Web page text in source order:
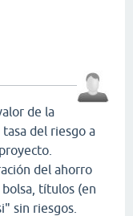
de la
del riesgo a
del ahorro
títulos (en
sin riesgos.